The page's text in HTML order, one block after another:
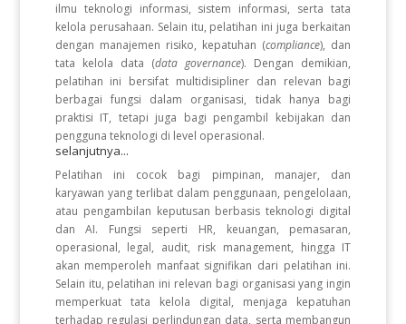
ilmu teknologi informasi, sistem informasi, serta tata
kelola perusahaan. Selain itu, pelatihan ini juga berkaitan
dengan manajemen risiko, kepatuhan (compliance), dan
tata kelola data (data governance). Dengan demikian,
pelatihan ini bersifat multidisipliner dan relevan bagi
berbagai fungsi dalam organisasi, tidak hanya bagi
praktisi IT, tetapi juga bagi pengambil kebijakan dan
pengguna teknologi di level operasional.
selanjutnya...
Pelatihan ini cocok bagi pimpinan, manajer, dan
karyawan yang terlibat dalam penggunaan, pengelolaan,
atau pengambilan keputusan berbasis teknologi digital
dan AI. Fungsi seperti HR, keuangan, pemasaran,
operasional, legal, audit, risk management, hingga IT
akan memperoleh manfaat signifikan dari pelatihan ini.
Selain itu, pelatihan ini relevan bagi organisasi yang ingin
memperkuat tata kelola digital, menjaga kepatuhan
terhadap regulasi perlindungan data, serta membangun